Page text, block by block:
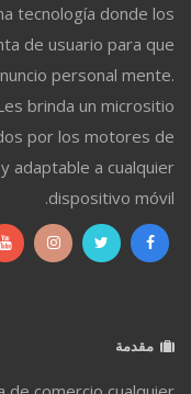
tecnología donde los
de usuario para que
personal mente.
brinda un micrositio
por los motores de
adaptable a cualquier
dispositivo móvil.
مقدمة